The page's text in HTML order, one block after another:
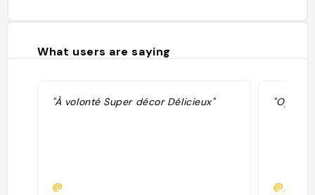
What users are saying
"À volonté Super décor Délicieux"
@
"Open